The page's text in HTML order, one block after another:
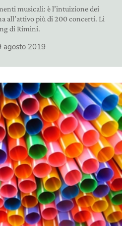
musicali: è l’intuizione dei
all’attivo più di 200 concerti. Li
di Rimini.
agosto 2019